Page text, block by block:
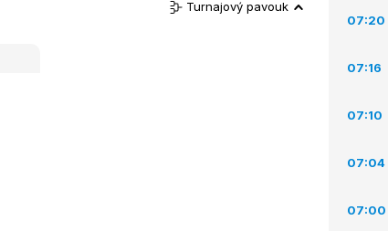
Turnajový pavouk
07:20
07:16
07:10
07:04
07:00